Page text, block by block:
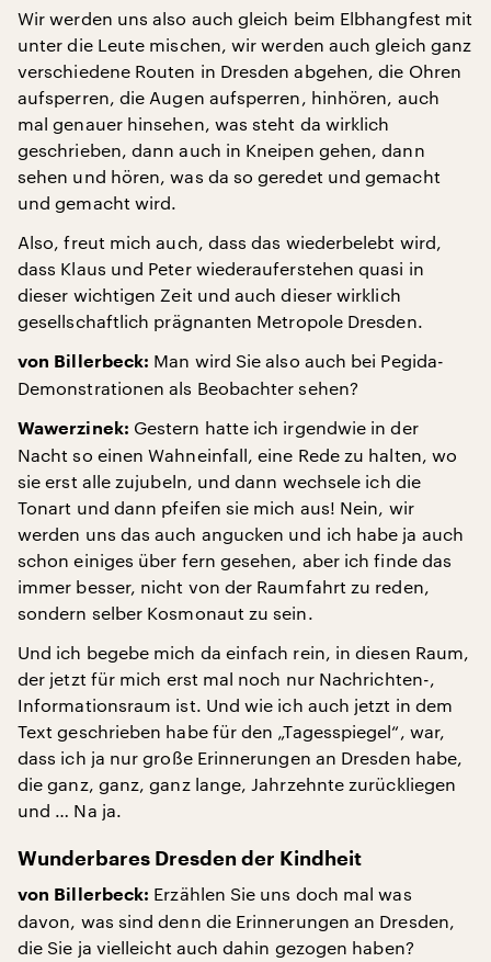
Wir werden uns also auch gleich beim Elbhangfest mit
unter die Leute mischen, wir werden auch gleich ganz
verschiedene Routen in Dresden abgehen, die Ohren
aufsperren, die Augen aufsperren, hinhören, auch
mal genauer hinsehen, was steht da wirklich
geschrieben, dann auch in Kneipen gehen, dann
sehen und hören, was da so geredet und gemacht
und gemacht wird.
Also, freut mich auch, dass das wiederbelebt wird,
dass Klaus und Peter wiederauferstehen quasi in
dieser wichtigen Zeit und auch dieser wirklich
gesellschaftlich prägnanten Metropole Dresden.
von Billerbeck: Man wird Sie also auch bei Pegida-
Demonstrationen als Beobachter sehen?
Wawerzinek: Gestern hatte ich irgendwie in der
Nacht so einen Wahneinfall, eine Rede zu halten, wo
sie erst alle zujubeln, und dann wechsele ich die
Tonart und dann pfeifen sie mich aus! Nein, wir
werden uns das auch angucken und ich habe ja auch
schon einiges über fern gesehen, aber ich finde das
immer besser, nicht von der Raumfahrt zu reden,
sondern selber Kosmonaut zu sein.
Und ich begebe mich da einfach rein, in diesen Raum,
der jetzt für mich erst mal noch nur Nachrichten-,
Informationsraum ist. Und wie ich auch jetzt in dem
Text geschrieben habe für den „Tagesspiegel“, war,
dass ich ja nur große Erinnerungen an Dresden habe,
die ganz, ganz, ganz lange, Jahrzehnte zurückliegen
und … Na ja.
Wunderbares Dresden der Kindheit
von Billerbeck: Erzählen Sie uns doch mal was
davon, was sind denn die Erinnerungen an Dresden,
die Sie ja vielleicht auch dahin gezogen haben?